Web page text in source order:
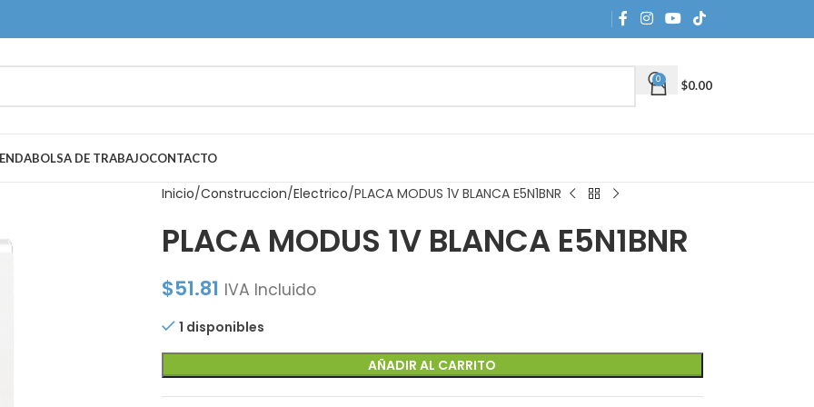
0 $0.00
BOLSA DE TRABAJOCONTACTO
Inicio Construccion Electrico PLACA MODUS 1V BLANCA E5N1BNR
PLACA MODUS 1V BLANCA E5N1BNR
$51.81 IVA Incluido
1 disponibles
AÑADIR AL CARRITO